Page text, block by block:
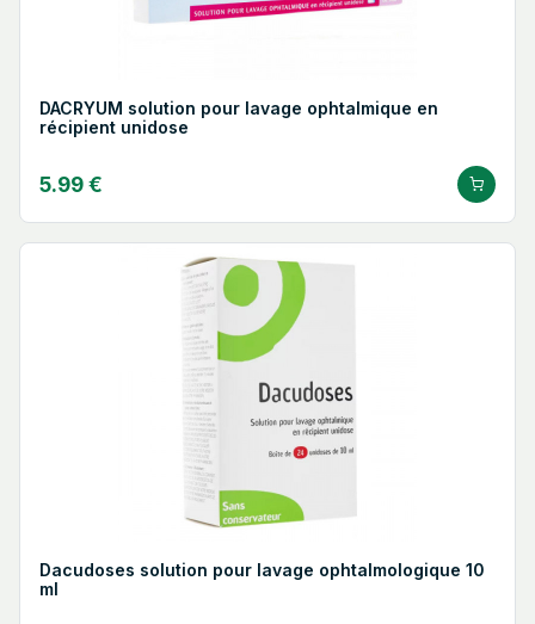
DACRYUM solution pour lavage ophtalmique en
récipient unidose
5.99 €
Dacudoses solution pour lavage ophtalmologique 10
ml